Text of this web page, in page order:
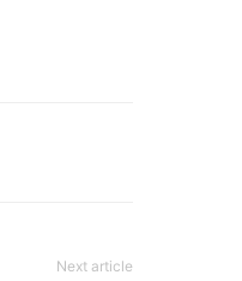
Next article